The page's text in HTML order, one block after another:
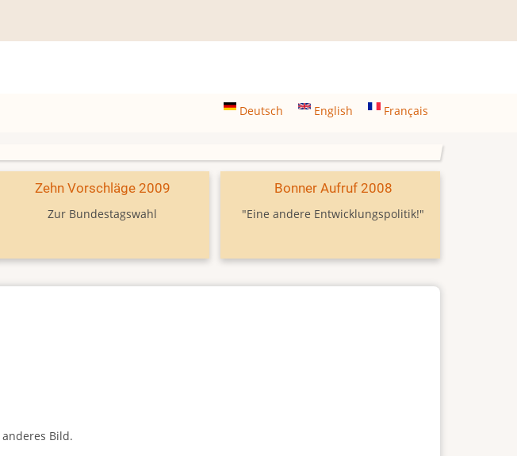
Deutsch English Français
Zehn Vorschläge 2009
Zur Bundestagswahl
Bonner Aufruf 2008
"Eine andere Entwicklungspolitik!"
Bild.